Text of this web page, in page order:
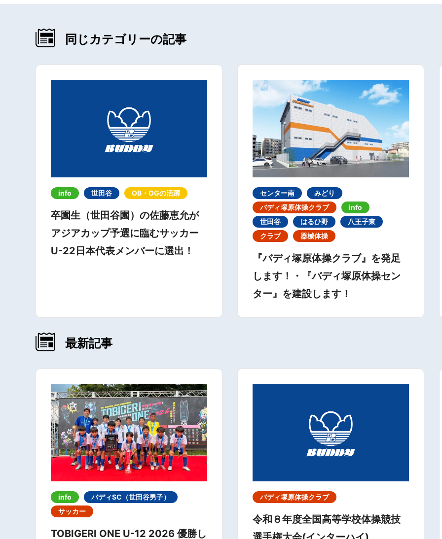
同じカテゴリーの記事
info 世田谷 OB・OGの活躍
卒園生（世田谷園）の佐藤恵允が
アジアカップ予選に臨むサッカー
U-22日本代表メンバーに選出！
センター南
みどり
バディ塚原体操クラブ
info
世田谷
はるひ野
八王子東
クラブ
器械体操
『バディ塚原体操クラブ』を発足
します！・『バディ塚原体操セン
ター』を建設します！
最新記事
info
バディSC（世田谷男子）
サッカー
TOBIGERI ONE U-12 2026 優勝し
バディ塚原体操クラブ
令和８年度全国高等学校体操競技